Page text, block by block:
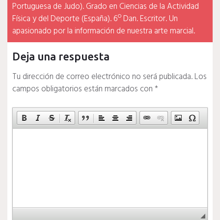
Portuguesa de Judo). Grado en Ciencias de la Actividad
Física y del Deporte (España). 6º Dan. Escritor. Un
apasionado por la información de nuestra arte marcial.
Deja una respuesta
Tu dirección de correo electrónico no será publicada.Los
campos obligatorios están marcados con*